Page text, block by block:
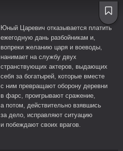
Юный Царевич отказывается платить
ежегодную дань разбойникам и,
вопреки желанию царя и воеводы,
нанимает на службу двух
странствующих актеров, выдающих
себя за богатырей, которые вместе
с ним превращают оборону деревни
в фарс, проигрывают сражение,
а потом, действительно взявшись
за дело, исправляют ситуацию
и побеждают своих врагов.